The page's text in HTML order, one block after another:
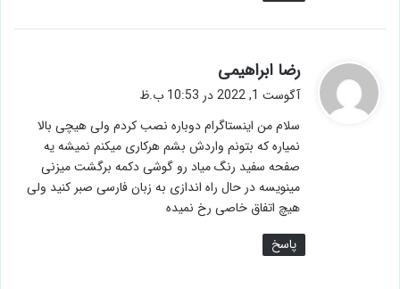
رضا ابراهیمی
:
آگوست 1, 2022 در 10:53 ب.ظ
سلام من اینستاگرام دوباره نصب کردم ولی هیچی بالا
نمیاره که بتونم واردش بشم هرکاری میکنم نمیشه یه
صفحه سفید رنگ میاد رو گوشی دکمه برگشت میزنی
مینویسه در حال راه اندازی به زبان فارسی صبر کنید ولی
هیچ اتفاق خاصی رخ نمیده
پاسخ